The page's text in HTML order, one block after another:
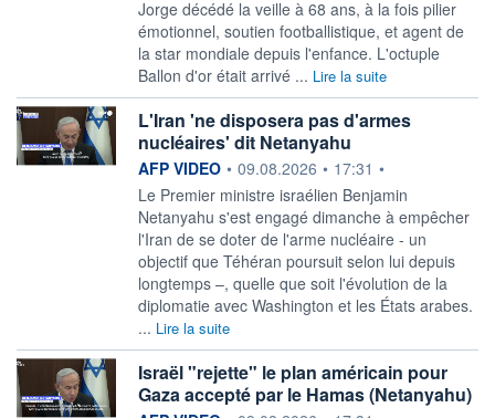
Jorge décédé la veille à 68 ans, à la fois pilier
émotionnel, soutien footballistique, et agent de
la star mondiale depuis l'enfance. L'octuple
Ballon d'or était arrivé ... Lire la suite
L'Iran 'ne disposera pas d'armes
nucléaires' dit Netanyahu
information fournie par
AFP VIDEO • 09.08.2026 • 17:31 •
Le Premier ministre israélien Benjamin
Netanyahu s'est engagé dimanche à empêcher
l'Iran de se doter de l'arme nucléaire - un
objectif que Téhéran poursuit selon lui depuis
longtemps –, quelle que soit l'évolution de la
diplomatie avec Washington et les États arabes.
... Lire la suite
Israël "rejette" le plan américain pour
Gaza accepté par le Hamas (Netanyahu)